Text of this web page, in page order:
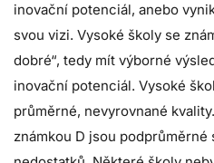
inovační potenciál, anebo
svou vizi. Vysoké školy se
dobré“, tedy mít výborné
inovační potenciál. Vysoké
průměrné, nevyrovnané
známkou D jsou